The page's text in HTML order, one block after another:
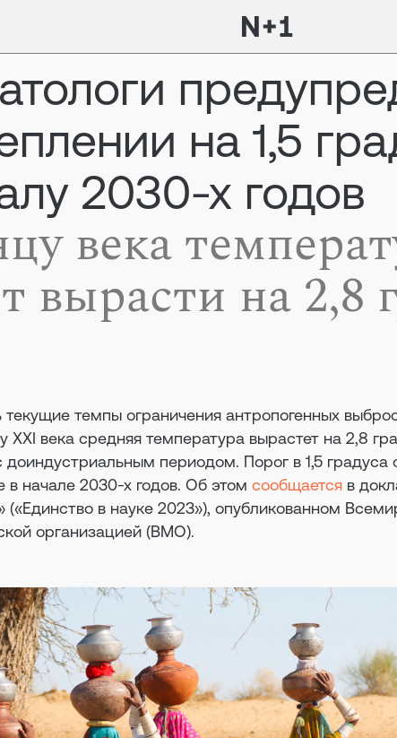
на 1,5
2030-х годов
века
вырасти на 2,8
текущие темпы ограничения антропогенных
XXI века средняя температура вырастет на 2,8
доиндустриальным периодом. Порог в 1,5 градуса
в начале 2030-х годов. Об этомсообщается в
(«Единство в науке 2023»), опубликованном
организацией (ВМО).